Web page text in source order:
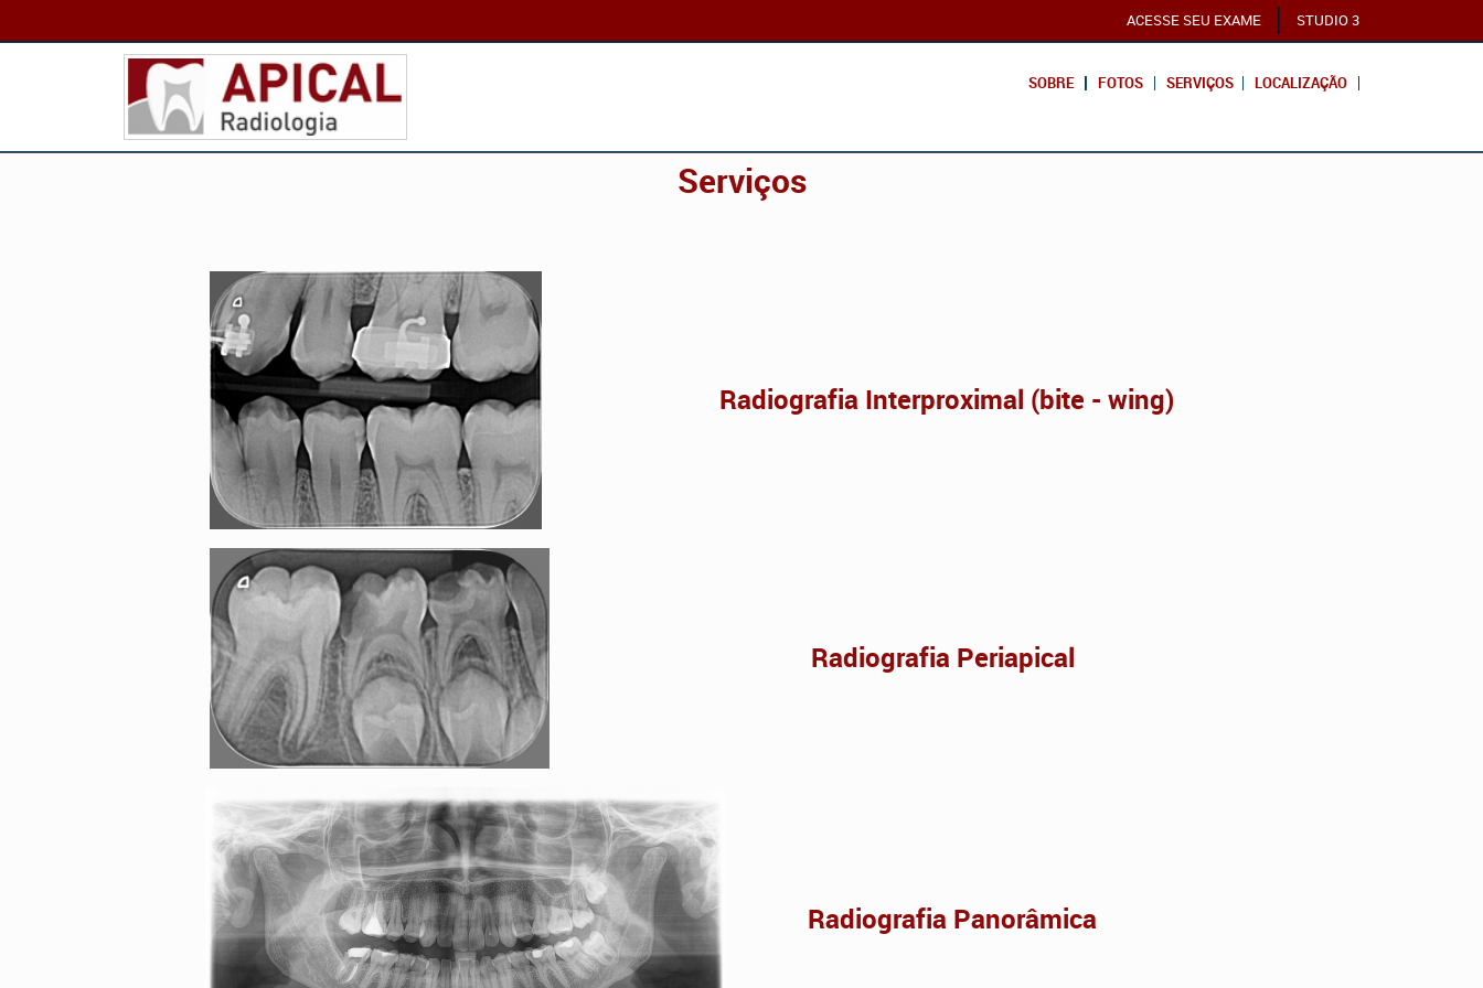
ACESSE SEU EXAME STUDIO 3
SOBRE FOTOS SERVIÇOS LOCALIZAÇÃO
Serviços
Radiografia Interproximal (bite - wing)
Radiografia Periapical
Radiografia Panorâmica